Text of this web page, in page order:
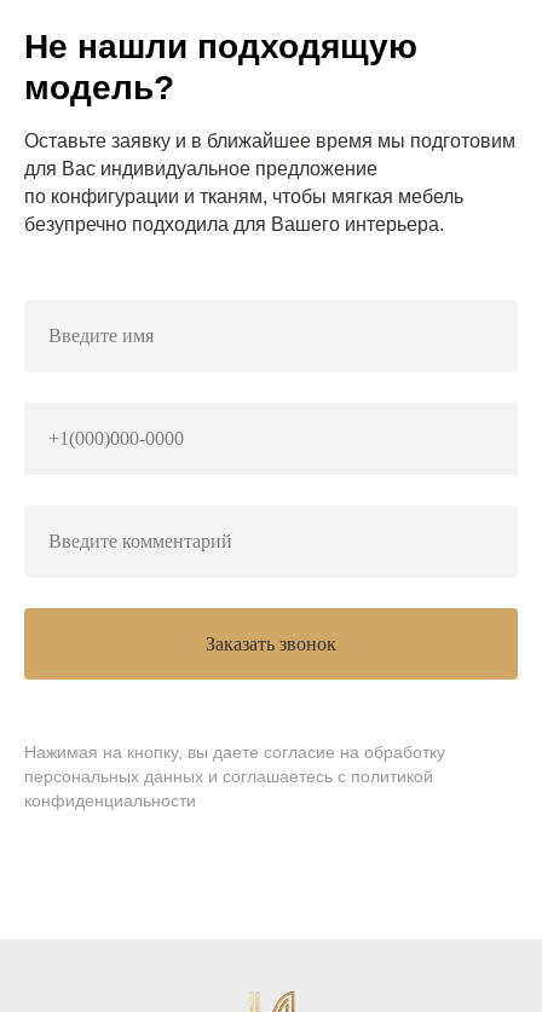
Не нашли подходящую
модель?
Оставьте заявку и в ближайшее время мы подготовим
для Вас индивидуальное предложение
по конфигурации и тканям, чтобы мягкая мебель
безупречно подходила для Вашего интерьера.
Заказать звонок
Нажимая на кнопку, вы даете согласие на обработку
персональных данных и соглашаетесь c политикой
конфиденциальности